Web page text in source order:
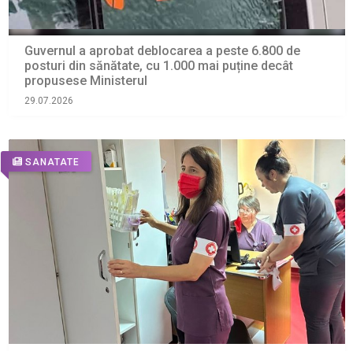
Guvernul a aprobat deblocarea a peste 6.800 de
posturi din sănătate, cu 1.000 mai puține decât
propusese Ministerul
29.07.2026
SANATATE